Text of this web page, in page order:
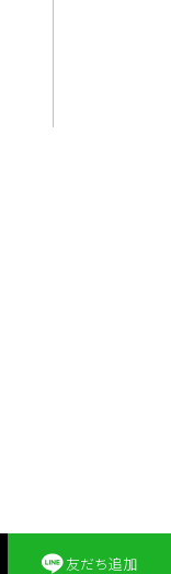
友だち追加